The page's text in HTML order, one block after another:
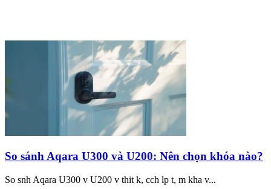
So sánh Aqara U300 và U200: Nên chọn khóa nào?
So snh Aqara U300 v U200 v thit k, cch lp t, m kha v...